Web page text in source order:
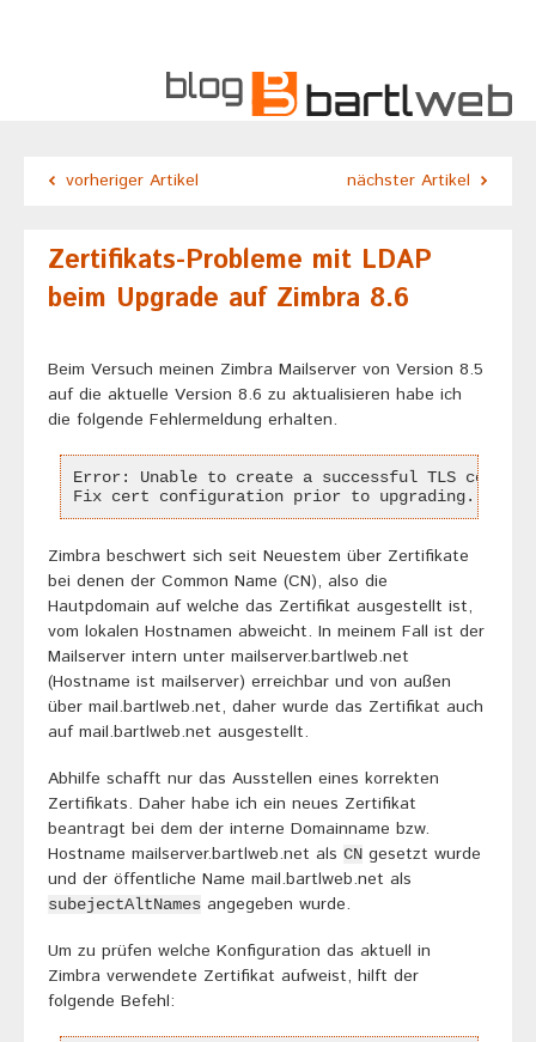
nächster Artikel
vorheriger Artikel
Zertifikats-Probleme mit LDAP
beim Upgrade auf Zimbra 8.6
Beim Versuch meinen Zimbra Mailserver von Version 8.5
auf die aktuelle Version 8.6 zu aktualisieren habe ich
die folgende Fehlermeldung erhalten.
Error: Unable to create a successful TLS
Fix cert configuration prior to upgrading.
Zimbra beschwert sich seit Neuestem über Zertifikate
bei denen der Common Name (CN), also die
Hautpdomain auf welche das Zertifikat ausgestellt ist,
vom lokalen Hostnamen abweicht. In meinem Fall ist der
Mailserver intern unter mailserver.bartlweb.net
(Hostname ist mailserver) erreichbar und von außen
über mail.bartlweb.net, daher wurde das Zertifikat auch
auf mail.bartlweb.net ausgestellt.
Abhilfe schafft nur das Ausstellen eines korrekten
Zertifikats. Daher habe ich ein neues Zertifikat
beantragt bei dem der interne Domainname bzw.
Hostname mailserver.bartlweb.net als CN gesetzt wurde
und der öffentliche Name mail.bartlweb.net als
subejectAltNames angegeben wurde.
Um zu prüfen welche Konfiguration das aktuell in
Zimbra verwendete Zertifikat aufweist, hilft der
folgende Befehl: